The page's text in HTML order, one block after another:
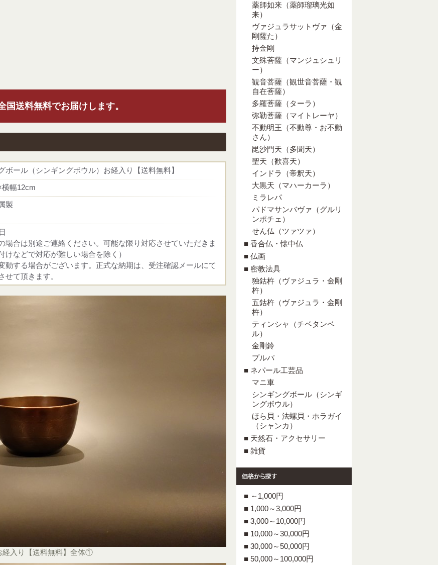
国送料無料でお届けします。
ボール（シンギングボウル）お経入り【送料無料】
幅12cm
製
場合は別途ご連絡ください。可能な限り対応させていただきま
けなどで対応が難しい場合を除く）
動する場合がございます。正式な納期は、受注確認メールにて
せて頂きます。
経入り【送料無料】全体①
薬師如来（薬師瑠璃光如
来）
ヴァジュラサットヴァ（金
剛薩た）
持金剛
文殊菩薩（マンジュシュリ
ー）
観音菩薩（観世音菩薩・観
自在菩薩）
多羅菩薩（ターラ）
弥勒菩薩（マイトレーヤ）
不動明王（不動尊・お不動
さん）
毘沙門天（多聞天）
聖天（歓喜天）
インドラ（帝釈天）
大黒天（マハーカーラ）
ミラレパ
パドマサンバヴァ（グルリ
ンポチェ）
せん仏（ツァツァ）
■ 香合仏・懐中仏
■ 仏画
■ 密教法具
独鈷杵（ヴァジュラ・金剛
杵）
五鈷杵（ヴァジュラ・金剛
杵）
ティンシャ（チベタンベ
ル）
金剛鈴
プルパ
■ ネパール工芸品
マニ車
シンギングボール（シンギ
ングボウル）
ほら貝・法螺貝・ホラガイ
（シャンカ）
■ 天然石・アクセサリー
■ 雑貨
■ ～1,000円
■ 1,000～3,000円
■ 3,000～10,000円
■ 10,000～30,000円
■ 30,000～50,000円
■ 50,000～100,000円